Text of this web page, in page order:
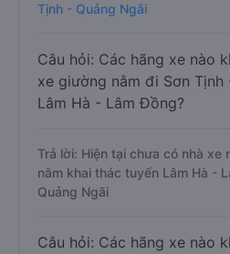
Tịnh - Quảng Ngãi
Câu hỏi: Các hãng xe nào
xe giường nằm đi Sơn
Lâm Hà - Lâm Đồng?
Trả lời: Hiện tại chưa có nhà xe
nằm khai thác tuyến Lâm Hà -
Quảng Ngãi
Câu hỏi: Các hãng xe nào